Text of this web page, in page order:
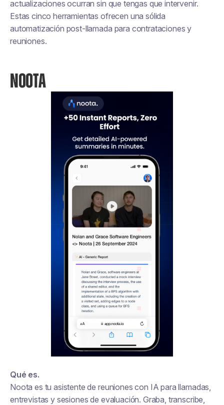
actualizaciones ocurran sin que tengas que intervenir.
Estas cinco herramientas ofrecen una sólida
automatización post-llamada para contrataciones y
reuniones.
NOOTA
Qué es.
Noota es tu asistente de reuniones con IA para llamadas,
entrevistas y sesiones de evaluación. Graba, transcribe,